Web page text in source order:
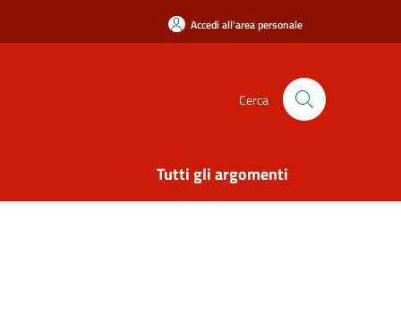
Accedi all'area personale
Cerca
Tutti gli argomenti